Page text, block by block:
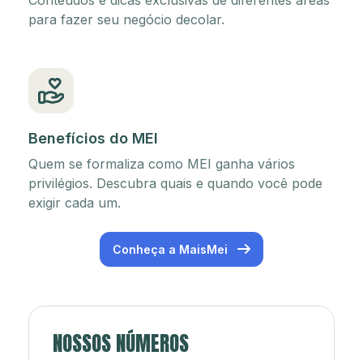
para fazer seu negócio decolar.
Benefícios do MEI
Quem se formaliza como MEI ganha vários
privilégios. Descubra quais e quando você pode
exigir cada um.
Conheça a MaisMei
NOSSOS NÚMEROS